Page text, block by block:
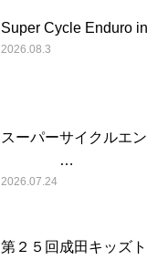
Super Cycle Enduro
2026.08.3
スーパーサイクル
…
2026.07.24
第２５回成田キッズ